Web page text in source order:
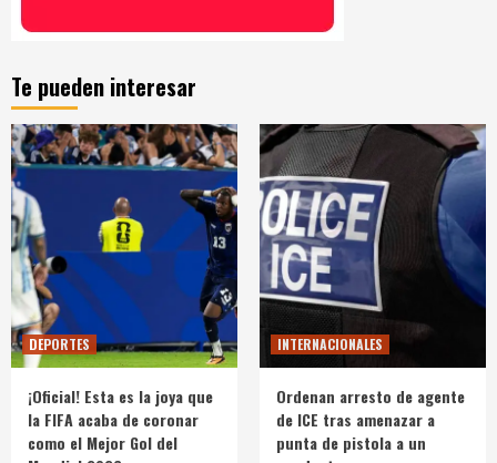
Te pueden interesar
DEPORTES
¡Oficial! Esta es la joya que
la FIFA acaba de coronar
como el Mejor Gol del
INTERNACIONALES
Ordenan arresto de agente
de ICE tras amenazar a
punta de pistola a un